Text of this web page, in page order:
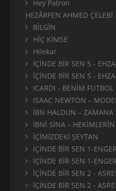
Hey Patron
HEZÂRFEN AHMED ÇELEBİ
BİLGİN
HİÇ KİMSE
Hilekar
İÇİNDE BİR SEN 5 - EHZA
İÇİNDE BİR SEN 5 -
ICARDI - BENİM
ISAAC NEWTON –
İBN HALDUN – ZAMANA
İBNİ SİNA – HEKİMLERİN
İÇİMİZDEKİ ŞEYTAN
İÇİNDE BİR SEN 1-
İÇİNDE BİR SEN 1-
İÇİNDE BİR SEN 2 -
İÇİNDE BİR SEN 2 -